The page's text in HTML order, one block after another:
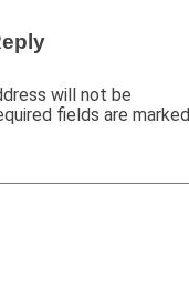
will not be
fields are marked